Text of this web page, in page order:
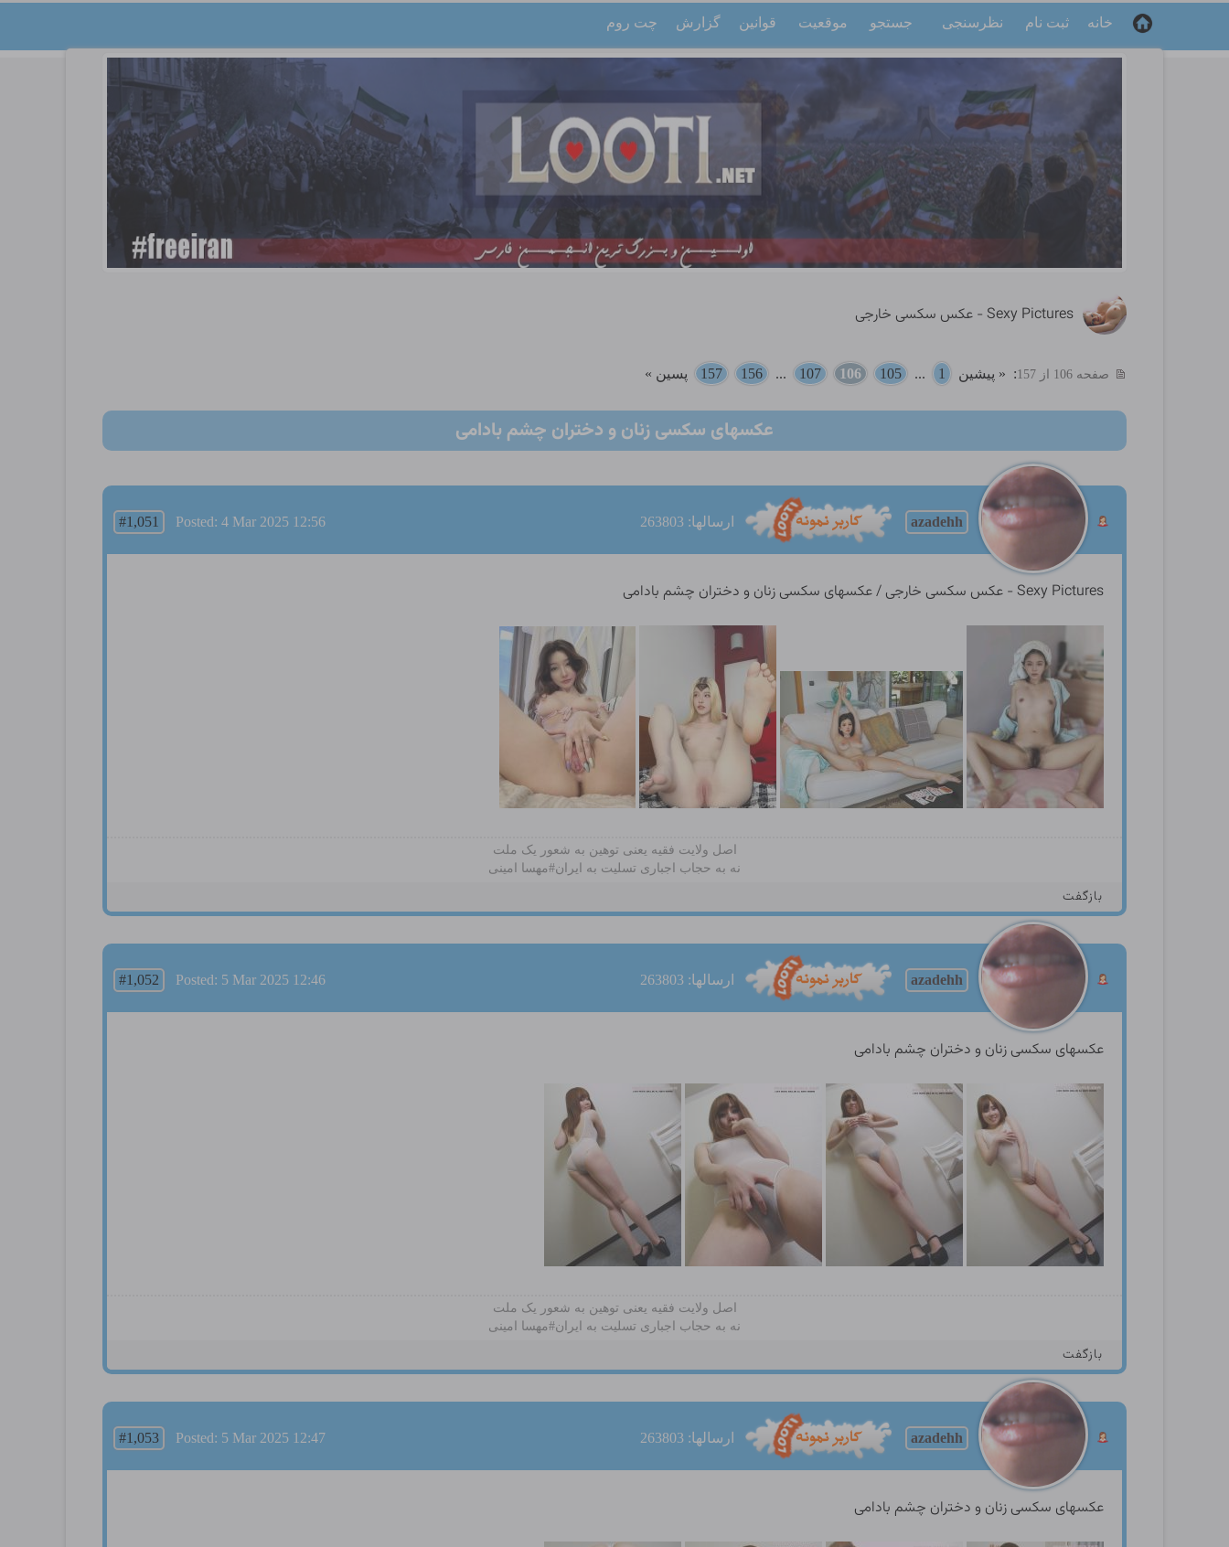
خانه ثبت نام نظرسنجی جستجو موقعیت قوانین گزارش چت روم
Sexy Pictures - عکس سکسی خارجی
صفحه 106 از 157 : « پیشین 1
...
105
106
107
...
156
157 پسین »
عکسهای سکسی زنان و دختران چشم بادامی
azadehh ارسالها: 263803 #1,051 Posted: 4 Mar 2025 12:56
Sexy Pictures - عکس سکسی خارجی / عکسهای سکسی زنان و دختران چشم بادامی
اصل ولایت فقیه یعنی‌ توهین به شعور یک ملت
نه به حجاب اجباری تسلیت به ایران#مهسا امینی
بازگفت
azadehh ارسالها: 263803 #1,052 Posted: 5 Mar 2025 12:46
عکسهای سکسی زنان و دختران چشم بادامی
اصل ولایت فقیه یعنی‌ توهین به شعور یک ملت
نه به حجاب اجباری تسلیت به ایران#مهسا امینی
بازگفت
azadehh ارسالها: 263803 #1,053 Posted: 5 Mar 2025 12:47
عکسهای سکسی زنان و دختران چشم بادامی